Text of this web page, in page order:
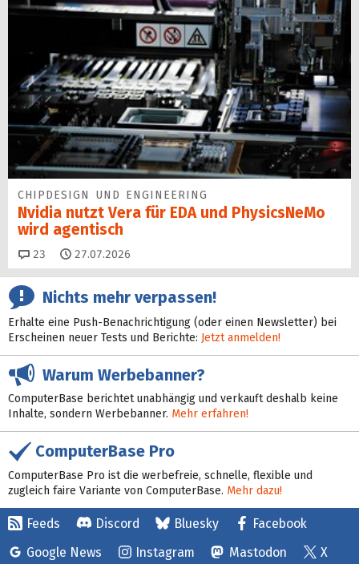
CHIPDESIGN UND ENGINEERING
Nvidia nutzt Vera für EDA und PhysicsNeMo
wird agentisch
23 Kommentare
27.07.2026
Nichts mehr verpassen!
Erhalte eine Push-Benachrichtigung (oder einen Newsletter) bei
Erscheinen neuer Tests und Berichte: Jetzt anmelden!
Warum Werbebanner?
ComputerBase berichtet unabhängig und verkauft deshalb keine
Inhalte, sondern Werbebanner. Mehr erfahren!
ComputerBase Pro
ComputerBase Pro ist die werbefreie, schnelle, flexible und
zugleich faire Variante von ComputerBase. Mehr dazu!
Feeds Discord Bluesky
Facebook
Google News
Instagram Mastodon X